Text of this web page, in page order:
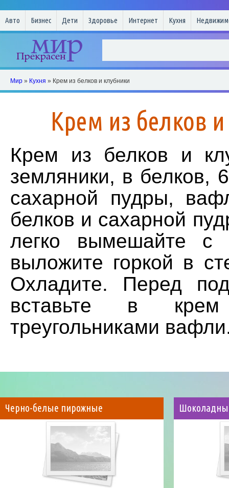
Авто Бизнес Дети Здоровье Интернет Кухня
Мир » Кухня » Крем из белков и клубники
Крем из белков
Крем из белков и
земляники, в белков,
сахарной пудры,
белков и сахарной
легко вымешайте с
выложите горкой в
Охладите. Перед
вставьте в крем
треугольниками
Черно-белые пирожные